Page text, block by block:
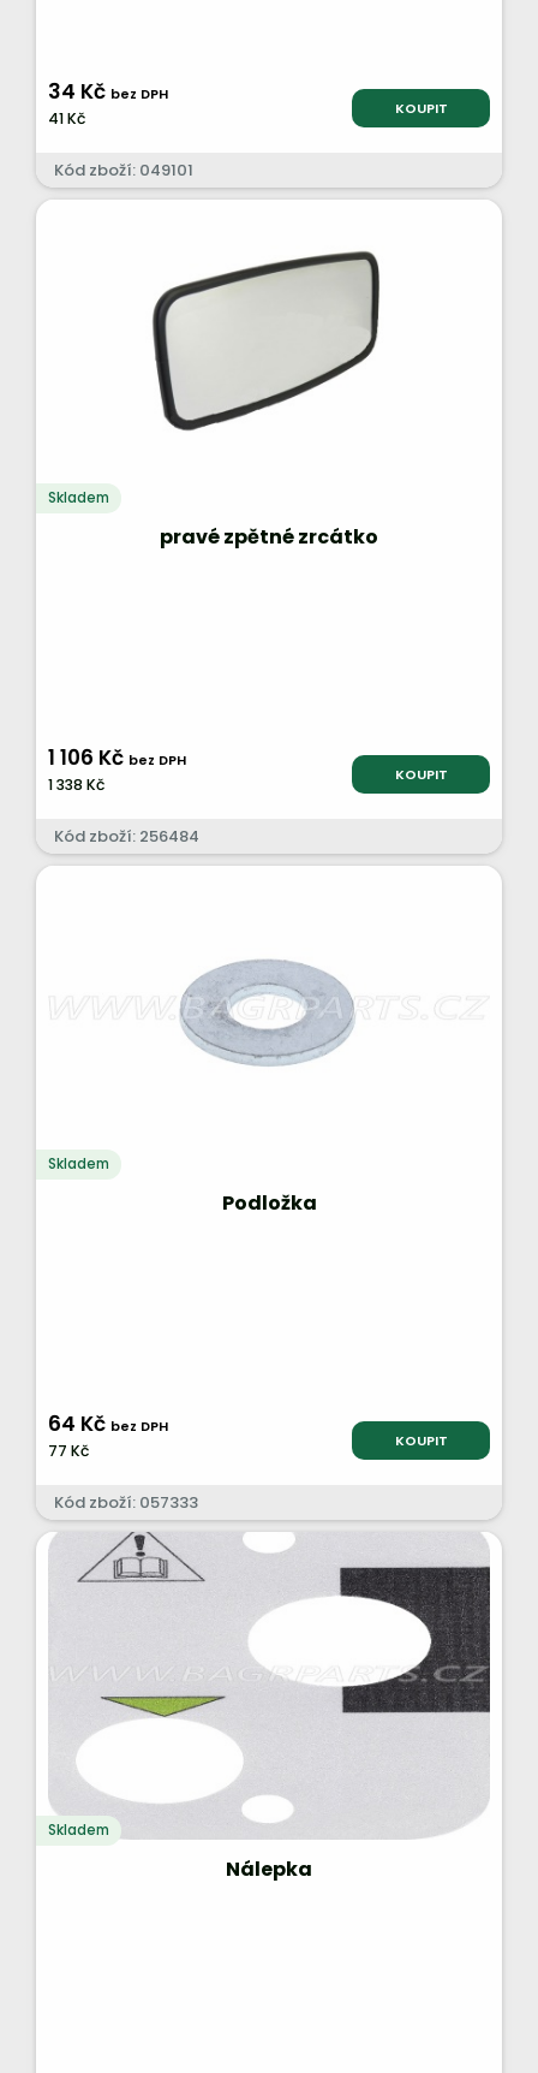
34 Kč bez DPH
41 Kč KOUPIT
Kód zboží: 049101
Skladem
pravé zpětné zrcátko
1 106 Kč bez DPH
1 338 Kč KOUPIT
Kód zboží: 256484
Skladem
Podložka
64 Kč bez DPH
77 Kč KOUPIT
Kód zboží: 057333
Skladem
Nálepka